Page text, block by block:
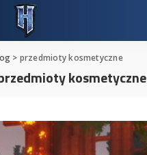
> przedmioty kosmetyczne
kosmetyczne